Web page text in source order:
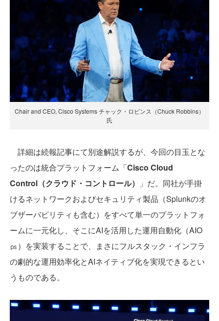
Chair and CEO, Cisco Systems チャック・ロビンス（Chuck Robbins）
氏
詳細は続報記事にて別途解説するが、今回の目玉とな
ったのは統合プラットフォーム「Cisco Cloud
Control（クラウド・コントロール）
」だ。同社が手掛
けるネットワークおよびセキュリティ製品（Splunkのオ
ブザーバビリティも含む）をすべて単一のプラットフォ
ームに一元化し、そこにAIを活用した運用自動化（AIO
㎰）を実装することで、まさにフルスタック・インフラ
の劇的な運用効率化とAIネイティブ化を実現できるとい
うものである。